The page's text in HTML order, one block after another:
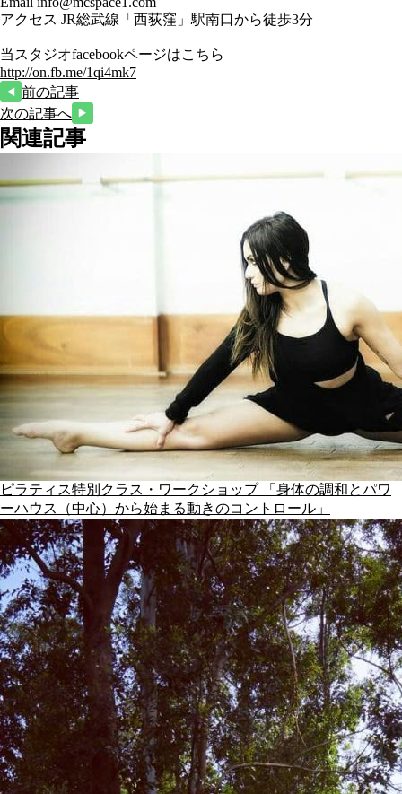
アクセス JR総武線「西荻窪」駅南口から徒歩3分
当スタジオfacebookページはこちら
http://on.fb.me/1qi4mk7
前の記事
次の記事へ
関連記事
ピラティス特別クラス・ワークショップ 「身体の調和とパワ
ーハウス（中心）から始まる動きのコントロール」